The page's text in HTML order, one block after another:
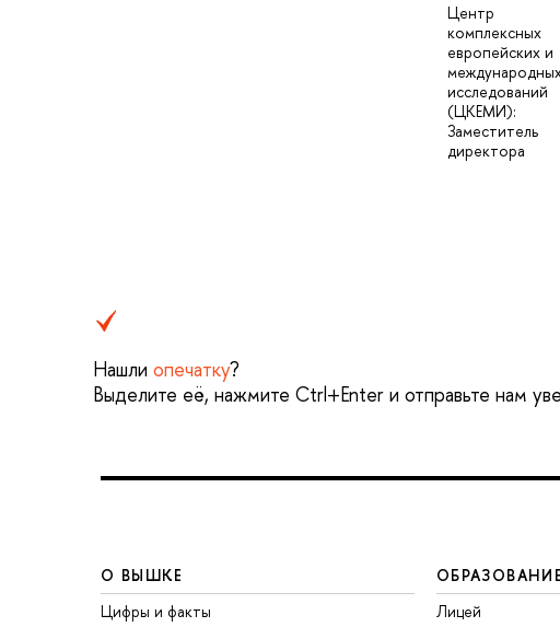
Центр
комплексных
европейских и
исследований
(ЦКЕМИ):
Заместитель
директора
Нашли опечатку?
Выделите её, нажмите Ctrl+Enter и отправьте нам
О ВЫШКЕ
Цифры и факты
ОБРАЗОВАНИЕ
Лицей